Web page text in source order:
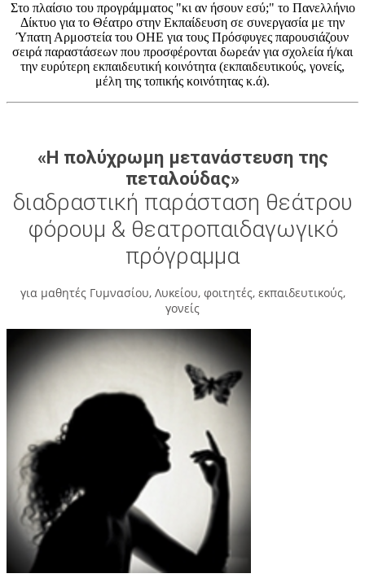
Στο πλαίσιο του προγράμματος "κι αν ήσουν εσύ;" το Πανελλήνιο
Δίκτυο για το Θέατρο στην Εκπαίδευση σε συνεργασία με την
Ύπατη Αρμοστεία του ΟΗΕ για τους Πρόσφυγες παρουσιάζουν
σειρά παραστάσεων που προσφέρονται δωρεάν για σχολεία ή/και
την ευρύτερη εκπαιδευτική κοινότητα (εκπαιδευτικούς, γονείς,
μέλη της τοπικής κοινότητας κ.ά).​
«Η πολύχρωμη μετανάστευση της
πεταλούδας»
διαδραστική παράσταση θεάτρου
φόρουμ & θεατροπαιδαγωγικό
πρόγραμμα
για μαθητές Γυμνασίου, Λυκείου, φοιτητές, εκπαιδευτικούς,
γονείς